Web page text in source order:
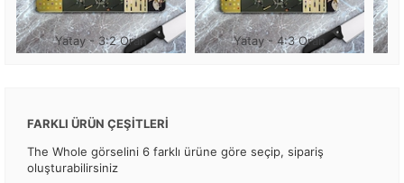
Yatay - 3:2 Oran Yatay - 4:3 Oran
FARKLI ÜRÜN ÇEŞİTLERİ
The Whole görselini 6 farklı ürüne göre seçip, sipariş
oluşturabilirsiniz